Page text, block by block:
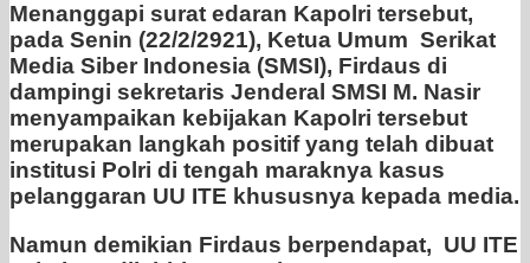
Menanggapi surat edaran Kapolri tersebut,
pada Senin (22/2/2921), Ketua Umum Serikat
Media Siber Indonesia (SMSI), Firdaus di
dampingi sekretaris Jenderal SMSI M. Nasir
menyampaikan kebijakan Kapolri tersebut
merupakan langkah positif yang telah dibuat
institusi Polri di tengah maraknya kasus
pelanggaran UU ITE khususnya kepada media.
Namun demikian Firdaus berpendapat, UU ITE